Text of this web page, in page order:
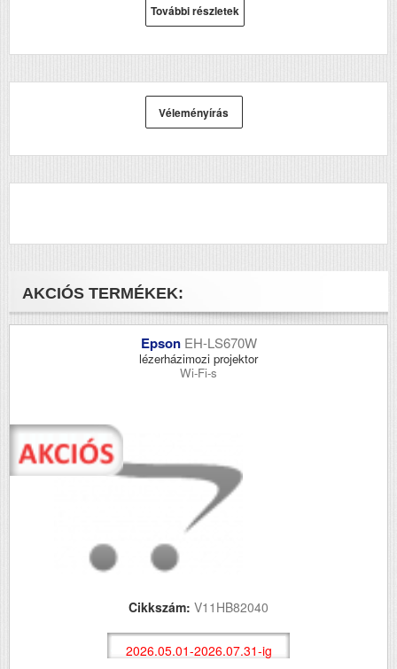
Epson Stylus Photo
Epson Stylus Photo
További részletek
Véleményírás
AKCIÓS TERMÉKEK:
Epson EH-LS670W
lézerházimozi projektor
Wi-Fi-s
Cikkszám: V11HB82040
2026.05.01-2026.07.31-ig